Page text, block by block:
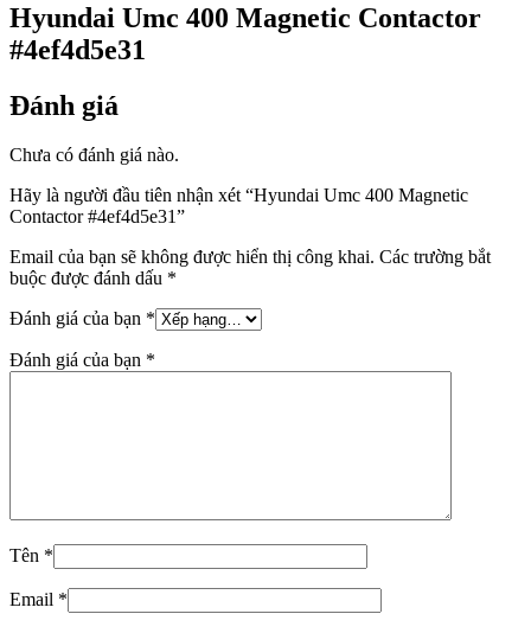
Hyundai Umc 400 Magnetic Contactor
#4ef4d5e31
Đánh giá
Chưa có đánh giá nào.
Hãy là người đầu tiên nhận xét “Hyundai Umc 400 Magnetic
Contactor #4ef4d5e31”
Email của bạn sẽ không được hiển thị công khai. Các trường bắt
buộc được đánh dấu *
Đánh giá của bạn *
Đánh giá của bạn *
Tên *
Email *